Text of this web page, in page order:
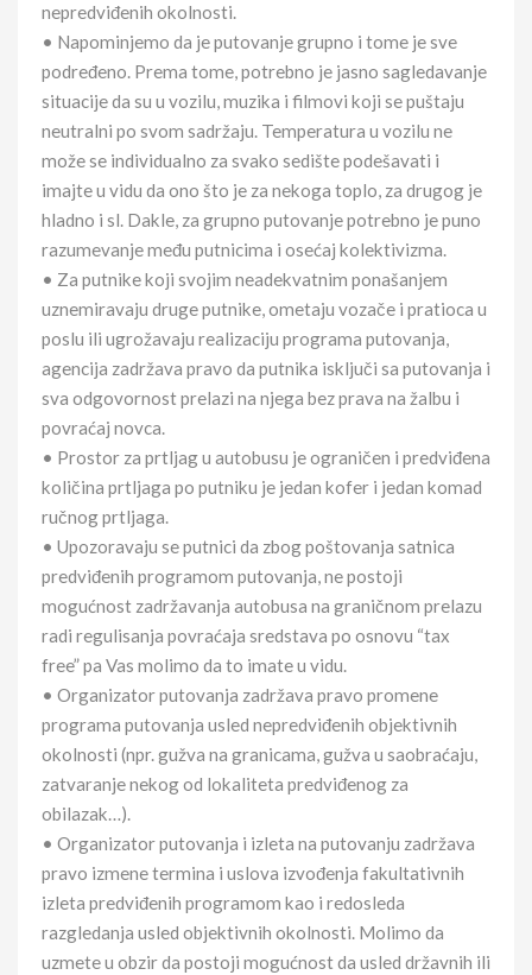
nepredviđenih okolnosti.
• Napominjemo da je putovanje grupno i tome je sve
podređeno. Prema tome, potrebno je jasno sagledavanje
situacije da su u vozilu, muzika i filmovi koji se puštaju
neutralni po svom sadržaju. Temperatura u vozilu ne
može se individualno za svako sedište podešavati i
imajte u vidu da ono što je za nekoga toplo, za drugog je
hladno i sl. Dakle, za grupno putovanje potrebno je puno
razumevanje među putnicima i osećaj kolektivizma.
• Za putnike koji svojim neadekvatnim ponašanjem
uznemiravaju druge putnike, ometaju vozače i pratioca u
poslu ili ugrožavaju realizaciju programa putovanja,
agencija zadržava pravo da putnika isključi sa putovanja i
sva odgovornost prelazi na njega bez prava na žalbu i
povraćaj novca.
• Prostor za prtljag u autobusu je ograničen i predviđena
količina prtljaga po putniku je jedan kofer i jedan komad
ručnog prtljaga.
• Upozoravaju se putnici da zbog poštovanja satnica
predviđenih programom putovanja, ne postoji
mogućnost zadržavanja autobusa na graničnom prelazu
radi regulisanja povraćaja sredstava po osnovu “tax
free” pa Vas molimo da to imate u vidu.
• Organizator putovanja zadržava pravo promene
programa putovanja usled nepredviđenih objektivnih
okolnosti (npr. gužva na granicama, gužva u saobraćaju,
zatvaranje nekog od lokaliteta predviđenog za
obilazak…).
• Organizator putovanja i izleta na putovanju zadržava
pravo izmene termina i uslova izvođenja fakultativnih
izleta predviđenih programom kao i redosleda
razgledanja usled objektivnih okolnosti. Molimo da
uzmete u obzir da postoji mogućnost da usled državnih ili